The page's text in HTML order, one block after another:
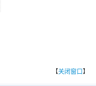
【关闭窗口】